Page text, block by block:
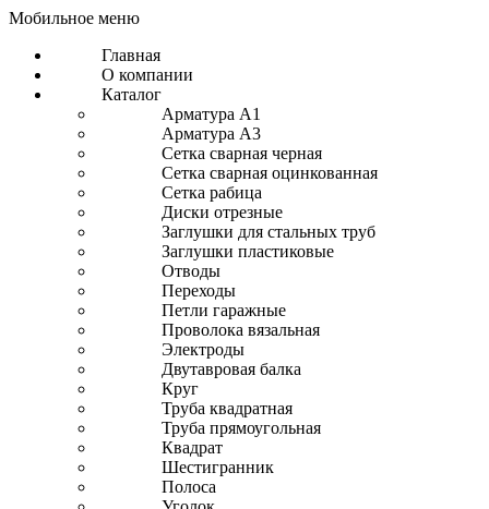
Мобильное меню
Главная
О компании
Каталог
Арматура A1
Арматура A3
Сетка сварная черная
Сетка сварная оцинкованная
Сетка рабица
Диски отрезные
Заглушки для стальных труб
Заглушки пластиковые
Отводы
Переходы
Петли гаражные
Проволока вязальная
Электроды
Двутавровая балка
Круг
Труба квадратная
Труба прямоугольная
Квадрат
Шестигранник
Полоса